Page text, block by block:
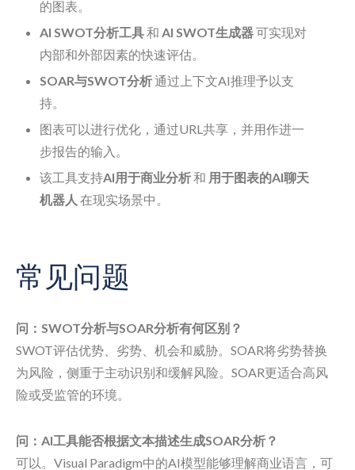
的图表。
AI SWOT分析工具和 AI SWOT生成器可实现对
内部和外部因素的快速评估。
SOAR与SWOT分析通过上下文AI推理予以支
持。
图表可以进行优化，通过URL共享，并用作进一
步报告的输入。
该工具支持AI用于商业分析和 用于图表的AI聊天
机器人 在现实场景中。
常见问题
问：SWOT分析与SOAR分析有何区别？
SWOT评估优势、劣势、机会和威胁。SOAR将劣势替换
为风险，侧重于主动识别和缓解风险。SOAR更适合高风
险或受监管的环境。
问：AI工具能否根据文本描述生成SOAR分析？
可以。Visual Paradigm中的AI模型能够理解商业语言，可